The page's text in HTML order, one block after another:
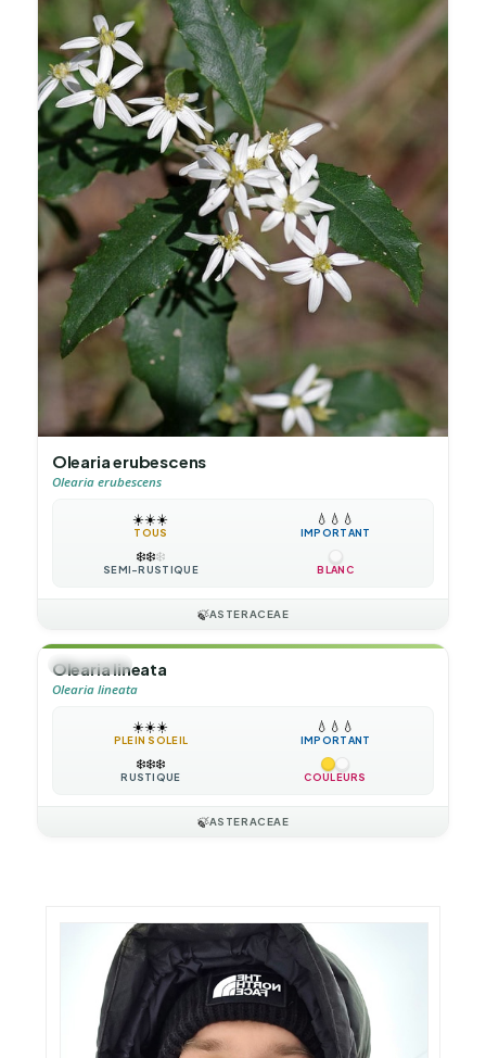
Olearia erubescens
Olearia erubescens
☀️☀️☀️
TOUS
💧 💧 💧
IMPORTANT
❄️❄️❄️
SEMI-RUSTIQUE BLANC
🍃ASTERACEAE
🌲ARBUSTE
Olearia lineata
Olearia lineata
☀️☀️☀️
PLEIN SOLEIL
💧 💧 💧
IMPORTANT
❄️❄️❄️
RUSTIQUE COULEURS
🍃ASTERACEAE